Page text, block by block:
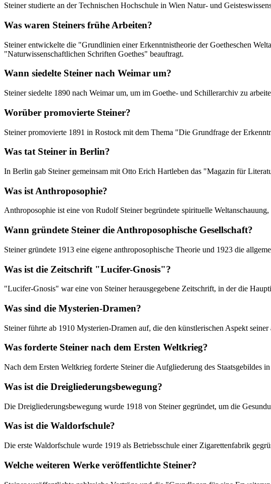
Steiner studierte an der Technischen Hochschule in Wien Natur- und
Was waren Steiners frühe Arbeiten?
Steiner entwickelte die "Grundlinien einer Erkenntnistheorie der Goetheschen
"Naturwissenschaftlichen Schriften Goethes" beauftragt.
Wann siedelte Steiner nach Weimar um?
Steiner siedelte 1890 nach Weimar um, um im Goethe- und Schillerarchiv zu
Worüber promovierte Steiner?
Steiner promovierte 1891 in Rostock mit dem Thema "Die Grundfrage der
Was tat Steiner in Berlin?
In Berlin gab Steiner gemeinsam mit Otto Erich Hartleben das "Magazin für
Was ist Anthroposophie?
Anthroposophie ist eine von Rudolf Steiner begründete spirituelle
Wann gründete Steiner die Anthroposophische Gesellschaft?
Steiner gründete 1913 eine eigene anthroposophische Theorie und 1923 die
Was ist die Zeitschrift "Lucifer-Gnosis"?
"Lucifer-Gnosis" war eine von Steiner herausgegebene Zeitschrift, in der die
Was sind die Mysterien-Dramen?
Steiner führte ab 1910 Mysterien-Dramen auf, die den künstlerischen Aspekt
Was forderte Steiner nach dem Ersten Weltkrieg?
Nach dem Ersten Weltkrieg forderte Steiner die Aufgliederung des Staatsgebildes
Was ist die Dreigliederungsbewegung?
Die Dreigliederungsbewegung wurde 1918 von Steiner gegründet, um die
Was ist die Waldorfschule?
Die erste Waldorfschule wurde 1919 als Betriebsschule einer Zigarettenfabrik
Welche weiteren Werke veröffentlichte Steiner?